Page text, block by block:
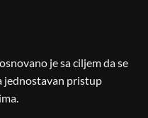
je sa ciljem da se
jednostavan pristup